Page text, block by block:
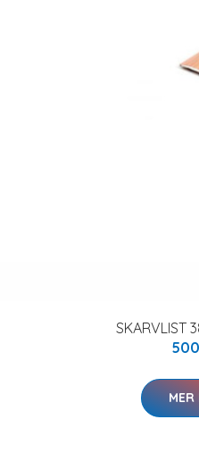
SKARVLIST
MER